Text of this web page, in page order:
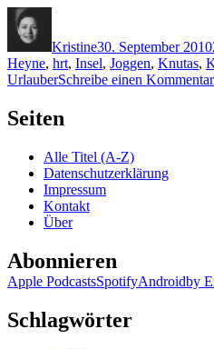
Kristine30. September 2010
Heyne, hrt, Insel, Joggen, Knutas,
UrlauberSchreibe einen Kommentar
Seiten
Alle Titel (A-Z)
Datenschutzerklärung
Impressum
Kontakt
Über
Abonnieren
Apple PodcastsSpotifyAndroidby
Schlagwörter